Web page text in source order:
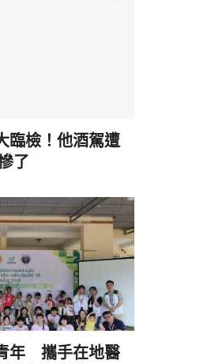
臨檢！他酒駕遭
了
年 攜手在地醫